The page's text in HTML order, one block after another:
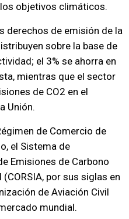
objetivos climáticos.
derechos de emisión de la
sobre la base de
el 3% se ahorra en
mientras que el sector
de CO2 en el
Unión.
de Comercio de
el Sistema de
Emisiones de Carbono
por sus siglas en
de Aviación Civil
mundial.